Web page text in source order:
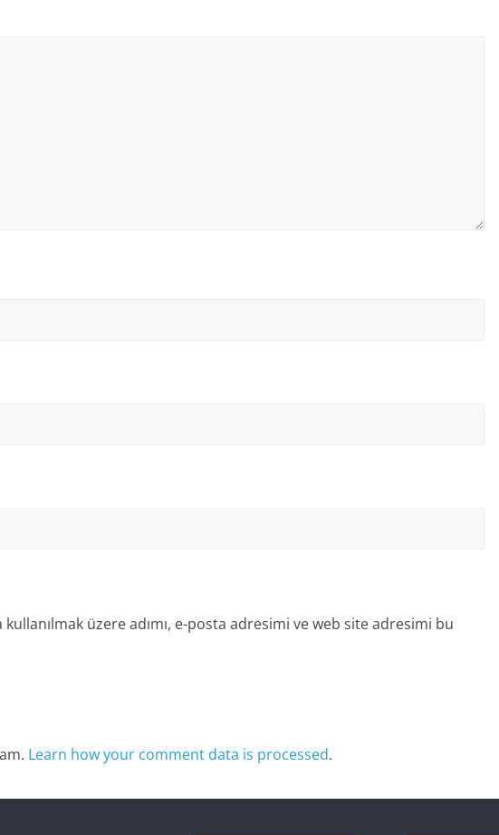
üzere adımı, e-posta adresimi ve web site adresimi bu
Learn how your comment data is processed.